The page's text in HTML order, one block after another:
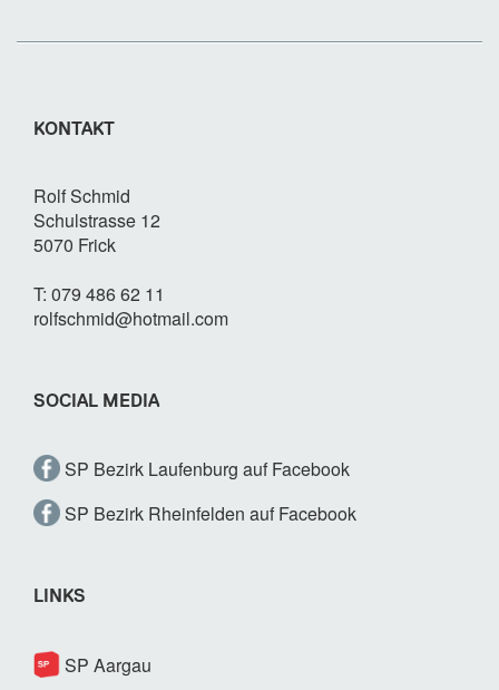
KONTAKT
Rolf Schmid
Schulstrasse 12
5070 Frick
T: 079 486 62 11
rolfschmid@hotmail.com
SOCIAL MEDIA
SP Bezirk Laufenburg auf Facebook
SP Bezirk Rheinfelden auf Facebook
LINKS
SP Aargau